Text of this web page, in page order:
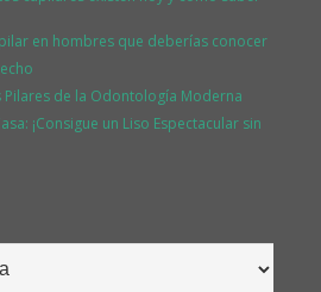
en hombres que deberías conocer
Pilares de la Odontología Moderna
¡Consigue un Liso Espectacular sin